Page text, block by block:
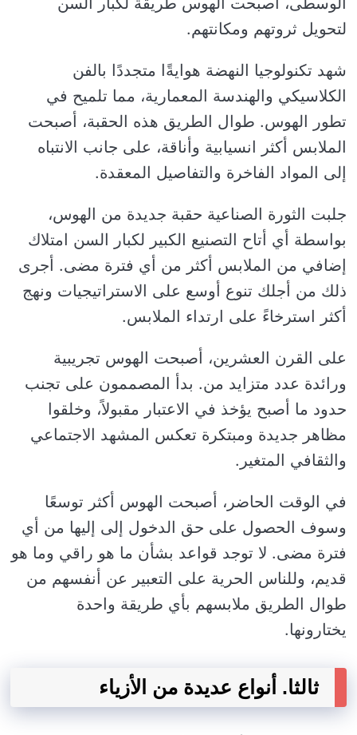
لتحويل ثروتهم ومكانتهم.
شهد تكنولوجيا النهضة هوايةًا متجددًا بالفن
الكلاسيكي والهندسة المعمارية، مما تلميح في
تطور الهوس. طوال الطريق هذه الحقبة، أصبحت
الملابس أكثر انسيابية وأناقة، على جانب الانتباه
إلى المواد الفاخرة والتفاصيل المعقدة.
جلبت الثورة الصناعية حقبة جديدة من الهوس،
بواسطة أي أتاح التصنيع الكبير لكبار السن امتلاك
إضافي من الملابس أكثر من أي فترة مضى. أجرى
ذلك من أجلك تنوع أوسع على الاستراتيجيات ونهج
أكثر استرخاءً على ارتداء الملابس.
على القرن العشرين، أصبحت الهوس تجريبية
ورائدة عدد متزايد من. بدأ المصممون على تجنب
حدود ما أصبح يؤخذ في الاعتبار مقبولاً، وخلقوا
مظاهر جديدة ومبتكرة تعكس المشهد الاجتماعي
والثقافي المتغير.
في الوقت الحاضر، أصبحت الهوس أكثر توسعًا
وسوف الحصول على حق الدخول إلى إليها من أي
فترة مضى. لا توجد قواعد بشأن ما هو راقي وما هو
قديم، وللناس الحرية على التعبير عن أنفسهم من
طوال الطريق ملابسهم بأي طريقة واحدة
يختارونها.
ثالثا. أنواع عديدة من الأزياء